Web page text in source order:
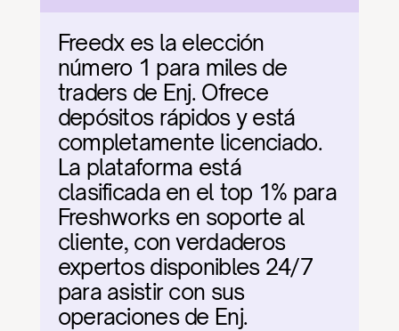
Freedx es la elección
número 1 para miles de
traders de Enj. Ofrece
depósitos rápidos y está
completamente licenciado.
La plataforma está
clasificada en el top 1% para
Freshworks en soporte al
cliente, con verdaderos
expertos disponibles 24/7
para asistir con sus
operaciones de Enj.